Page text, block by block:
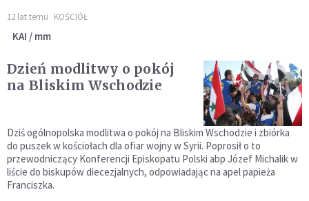
12 lat temu KOŚCIÓŁ
KAI / mm
Dzień modlitwy o pokój
na Bliskim Wschodzie
Dziś ogólnopolska modlitwa o pokój na Bliskim Wschodzie i zbiórka
do puszek w kościołach dla ofiar wojny w Syrii. Poprosił o to
przewodniczący Konferencji Episkopatu Polski abp Józef Michalik w
liście do biskupów diecezjalnych, odpowiadając na apel papieża
Franciszka.